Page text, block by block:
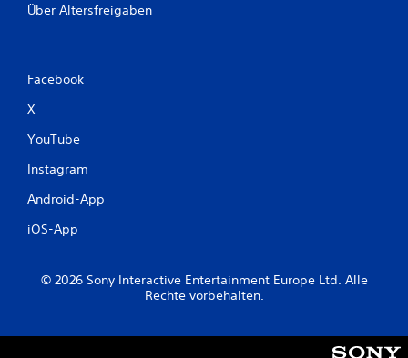
Über Altersfreigaben
Facebook
X
YouTube
Instagram
Android-App
iOS-App
© 2026 Sony Interactive Entertainment Europe Ltd. Alle
Rechte vorbehalten.